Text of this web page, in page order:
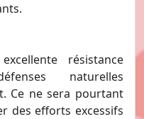
résistance
naturelles
Ce ne sera pourtant
des efforts excessifs